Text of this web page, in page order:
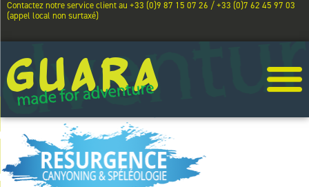
Contactez notre service client au +33 (0)9 87 15 07 26 / +33 (0)7 62 45 97 03
(appel local non surtaxé)